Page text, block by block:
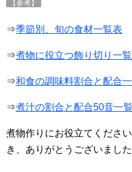
【参考】
⇒季節別、旬の食材一覧表
⇒煮物に役立つ飾り切り一覧
⇒和食の調味料割合と配合
⇒煮汁の割合と配合50音一覧
煮物作りにお役立てくださ
き、ありがとうございました